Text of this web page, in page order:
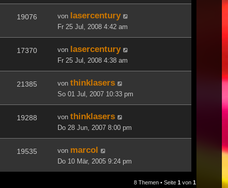
19076 von lasercentury
Fr 25 Jul, 2008 4:42 am
17370 von lasercentury
Fr 25 Jul, 2008 4:38 am
21385 von thinklasers
So 01 Jul, 2007 10:33 pm
19288 von thinklasers
Do 28 Jun, 2007 8:00 pm
19535 von marcol
Do 10 Mär, 2005 9:24 pm
8 Themen • Seite 1 von 1